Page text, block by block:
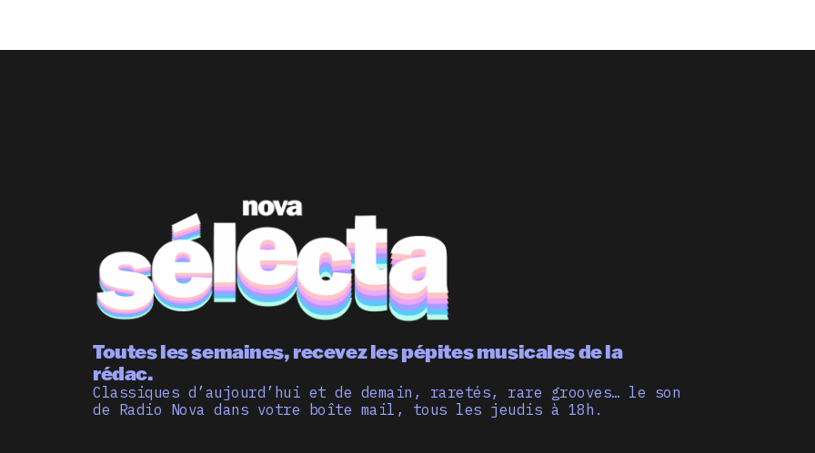
Toutes les semaines, recevez les pépites musicales de la
rédac.
Classiques d’aujourd’hui et de demain, raretés, rare grooves… le son
de Radio Nova dans votre boîte mail, tous les jeudis à 18h.